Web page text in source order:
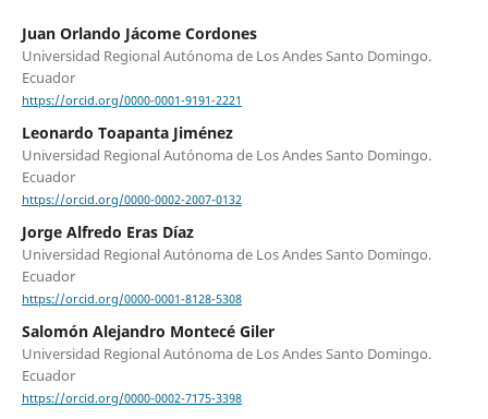
Juan Orlando Jácome Cordones
Universidad Regional Autónoma de Los Andes Santo Domingo.
Ecuador
https://orcid.org/0000-0001-9191-2221
Leonardo Toapanta Jiménez
Universidad Regional Autónoma de Los Andes Santo Domingo.
Ecuador
https://orcid.org/0000-0002-2007-0132
Jorge Alfredo Eras Díaz
Universidad Regional Autónoma de Los Andes Santo Domingo.
Ecuador
https://orcid.org/0000-0001-8128-5308
Salomón Alejandro Montecé Giler
Universidad Regional Autónoma de Los Andes Santo Domingo.
Ecuador
https://orcid.org/0000-0002-7175-3398